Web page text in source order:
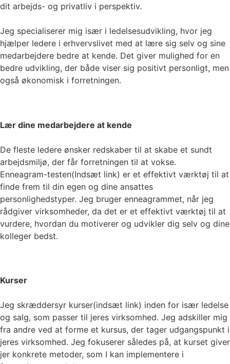
dit arbejds- og privatliv i perspektiv.
Jeg specialiserer mig især i ledelsesudvikling, hvor jeg
hjælper ledere i erhvervslivet med at lære sig selv og sine
medarbejdere bedre at kende. Det giver mulighed for en
bedre udvikling, der både viser sig positivt personligt, men
også økonomisk i forretningen.
Lær dine medarbejdere at kende
De fleste ledere ønsker redskaber til at skabe et sundt
arbejdsmiljø, der får forretningen til at vokse.
Enneagram-testen(Indsæt link) er et effektivt værktøj til at
finde frem til din egen og dine ansattes
personlighedstyper. Jeg bruger enneagrammet, når jeg
rådgiver virksomheder, da det er et effektivt værktøj til at
vurdere, hvordan du motiverer og udvikler dig selv og dine
kolleger bedst.
Kurser
Jeg skræddersyr kurser(indsæt link) inden for især ledelse
og salg, som passer til jeres virksomhed. Jeg adskiller mig
fra andre ved at forme et kursus, der tager udgangspunkt i
jeres virksomhed. Jeg fokuserer således på, at kurset giver
jer konkrete metoder, som I kan implementere i